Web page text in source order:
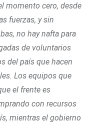
momento cero, desde
fuerzas, y sin
no hay nafta para
de voluntarios
del país que hacen
Los equipos que
el frente es
con recursos
mientras el gobierno